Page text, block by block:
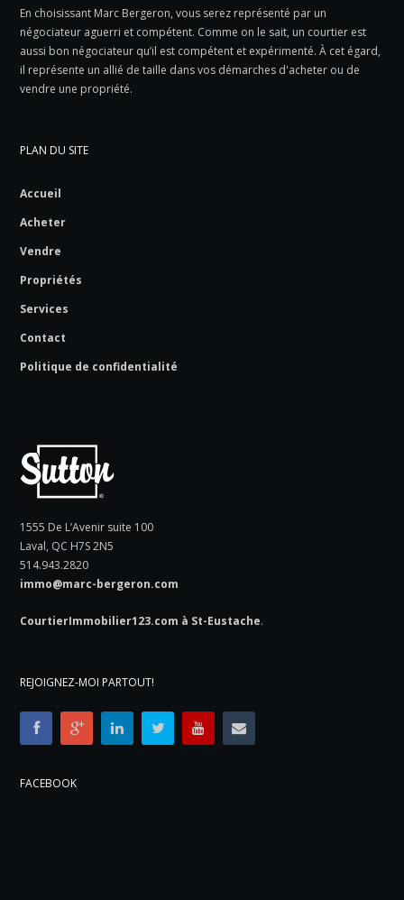
En choisissant Marc Bergeron, vous serez représenté par un
négociateur aguerri et compétent. Comme on le sait, un courtier est
aussi bon négociateur qu’il est compétent et expérimenté. À cet égard,
il représente un allié de taille dans vos démarches d'acheter ou de
vendre une propriété.
PLAN DU SITE
Accueil
Acheter
Vendre
Propriétés
Services
Contact
Politique de confidentialité
1555 De L’Avenir suite 100
Laval, QC H7S 2N5
514.943.2820
immo@marc-bergeron.com
CourtierImmobilier123.com à St-Eustache.
REJOIGNEZ-MOI PARTOUT!
FACEBOOK